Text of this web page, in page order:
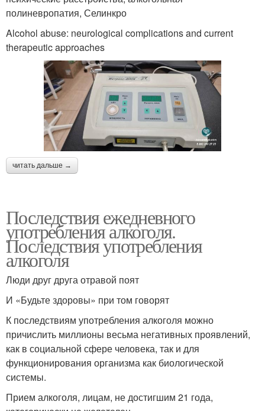
полиневропатия, Селинкро
Alcohol abuse: neurological complications and current
therapeutic approaches
читать дальше →
Последствия ежедневного
употребления алкоголя.
Последствия употребления
алкоголя
Люди друг друга отравой поят
И «Будьте здоровы» при том говорят
К последствиям употребления алкоголя можно
причислить миллионы весьма негативных проявлений,
как в социальной сфере человека, так и для
функционирования организма как биологической
системы.
Прием алкоголя, лицам, не достигшим 21 года,